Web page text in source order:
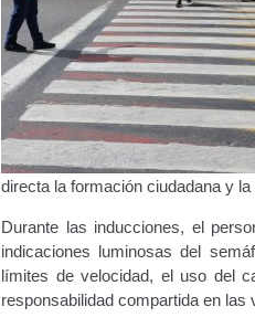
directa la formación ciudadana y
Durante las inducciones, el
indicaciones luminosas del
límites de velocidad, el uso del
responsabilidad compartida en las